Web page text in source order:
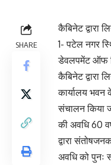
SHARE
कैबिनेट द्वारा
1- पटेल नगर
डेवलपमेंट ऑफ
कैबिनेट द्वारा
कार्यालय
संचालन किया
की अवधि 60
द्वारा
अवधि को पुनः